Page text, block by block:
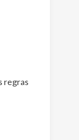
regras